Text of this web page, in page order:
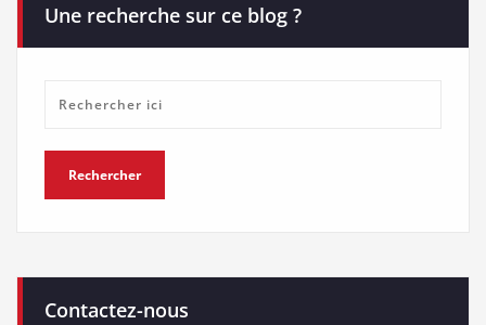
Une recherche sur ce blog ?
Contactez-nous